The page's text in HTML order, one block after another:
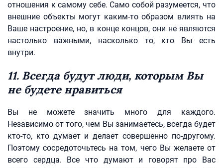
отношения к самому себе. Само собой разумеется, что
внешние объекты могут каким-то образом влиять на
Ваше настроение, но, в конце концов, они не являются
настолько важными, насколько то, кто Вы есть
внутри.
11. Всегда будут люди, которым Вы
не будете нравиться
Вы не можете значить много для каждого.
Независимо от того, чем Вы занимаетесь, всегда будет
кто-то, кто думает и делает совершенно по-другому.
Поэтому сосредоточьтесь на том, чего Вы желаете от
всего сердца. Все что думают и говорят про Вас